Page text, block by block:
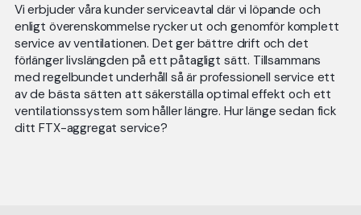
Vi erbjuder våra kunder serviceavtal där vi löpande och
enligt överenskommelse rycker ut och genomför komplett
service av ventilationen. Det ger bättre drift och det
förlänger livslängden på ett påtagligt sätt. Tillsammans
med regelbundet underhåll så är professionell service ett
av de bästa sätten att säkerställa optimal effekt och ett
ventilationssystem som håller längre. Hur länge sedan fick
ditt FTX-aggregat service?